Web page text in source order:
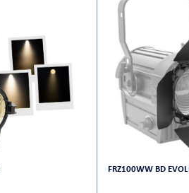
FRZ100WW BD